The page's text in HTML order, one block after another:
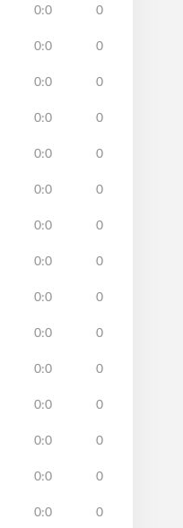
0:0 0
0:0 0
0:0 0
0:0 0
0:0 0
0:0 0
0:0 0
0:0 0
0:0 0
0:0 0
0:0 0
0:0 0
0:0 0
0:0 0
0:0 0